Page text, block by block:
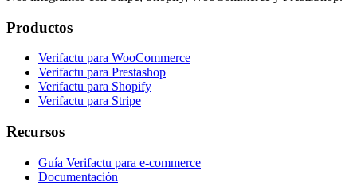
Productos
Verifactu para WooCommerce
Verifactu para Prestashop
Verifactu para Shopify
Verifactu para Stripe
Recursos
Guía Verifactu para e-commerce
Documentación